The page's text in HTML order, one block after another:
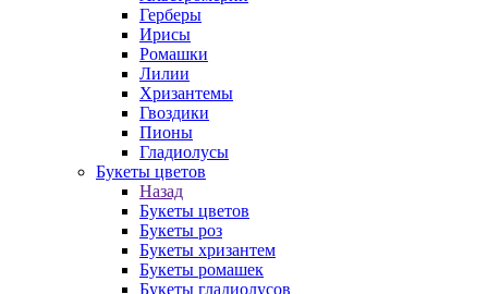
Герберы
Ирисы
Ромашки
Лилии
Хризантемы
Гвоздики
Пионы
Гладиолусы
Букеты цветов
Назад
Букеты цветов
Букеты роз
Букеты хризантем
Букеты ромашек
Букеты гладиолусов